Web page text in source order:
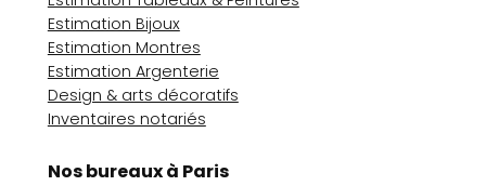
Estimation Bijoux
Estimation Montres
Estimation Argenterie
Design & arts décoratifs
Inventaires notariés
Nos bureaux à Paris